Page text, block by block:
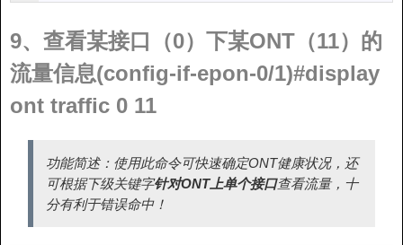
9、查看某接口（0）下某ONT（11）的
流量信息(config-if-epon-0/1)#display
ont traffic 0 11
功能简述：使用此命令可快速确定ONT健康状况，还
可根据下级关键字针对ONT上单个接口查看流量，十
分有利于错误命中！